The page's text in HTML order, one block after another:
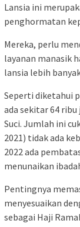
Lansia ini
penghormatan
Mereka, perlu
layanan manasik
lansia lebih
Seperti diketahui
ada sekitar 64
Suci. Jumlah ini
2021) tidak ada
2022 ada
menunaikan
Pentingnya
menyesuaikan
sebagai Haji